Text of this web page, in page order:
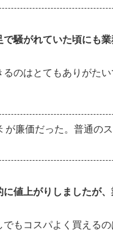
騒がれていた頃にも
のはとてもありがた
が廉価だった。普通の
値上がりしましたが
もコスパよく買えるの